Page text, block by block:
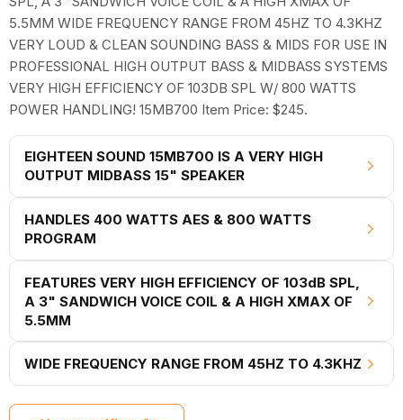
5.5MM WIDE FREQUENCY RANGE FROM 45HZ TO 4.3KHZ
VERY LOUD & CLEAN SOUNDING BASS & MIDS FOR USE IN
PROFESSIONAL HIGH OUTPUT BASS & MIDBASS SYSTEMS
VERY HIGH EFFICIENCY OF 103DB SPL W/ 800 WATTS
POWER HANDLING! 15MB700 Item Price: $245.
EIGHTEEN SOUND 15MB700 IS A VERY HIGH
OUTPUT MIDBASS 15" SPEAKER
HANDLES 400 WATTS AES & 800 WATTS
PROGRAM
FEATURES VERY HIGH EFFICIENCY OF 103dB SPL,
A 3" SANDWICH VOICE COIL & A HIGH XMAX OF
5.5MM
WIDE FREQUENCY RANGE FROM 45HZ TO 4.3KHZ